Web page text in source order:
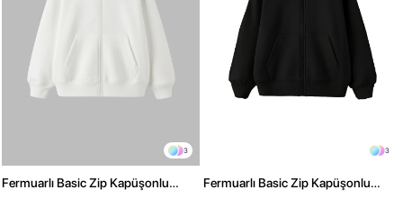
3
Fermuarlı Basic Zip Kapüşonlu
3
Fermuarlı Basic Zip Kapüşonlu